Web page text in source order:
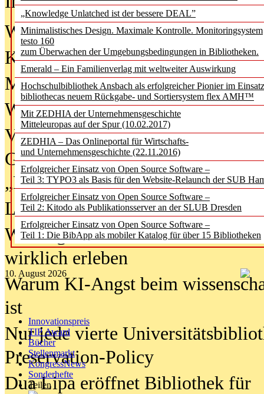
„Knowledge Unlatched ist der bessere DEAL”
Minimalistisches Design. Maximale Kontrolle. Monitoringsystem
testo 160
zum Überwachen der Umgebungsbedingungen in Bibliotheken.
Emerald – Ein Familienverlag mit weltweiter Auswirkung
Hochschulbibliothek Ansbach als erfolgreicher Pionier im
bibliothecas neuem Rückgabe- und Sortiersystem flex AMH™
Mit ZEDHIA der Unternehmensgeschichte
Mitteleuropas auf der Spur (10.02.2017)
ZEDHIA – Das Onlineportal für Wirtschafts-
und Unternehmensgeschichte (22.11.2016)
Erfolgreicher Einsatz von Open Source Software –
Teil 3: TYPO3 als Basis für den Website-Relaunch der SUB
Erfolgreicher Einsatz von Open Source Software –
Teil 2: Kitodo als Publikationsserver an der SLUB Dresden
Erfolgreicher Einsatz von Open Source Software –
Teil 1: Die BibApp als mobiler Katalog für über 15 Bibliotheken
10. August 2026
Innovationspreis
TIP Award
Bücher
Stellenmarkt
KongressNews
Sonderhefte
Teilen
Was Hochschul­bibliotheken von
Kinder in der digitalen Welt
Metadaten als Infrastruktur
Wenn Bots katalogisieren
Von Abschlusskleidern bis
Geisterjagd-Ausrüstung in der
„Library of Things“ unterwegs
Lesen als Infrastrukturaufgabe
Wie Jugendliche Social Media
wirklich erleben
Warum KI-Angst beim
ist
Nur jede vierte
Preservation-Policy
Dua Lipa eröffnet Bibliothek für